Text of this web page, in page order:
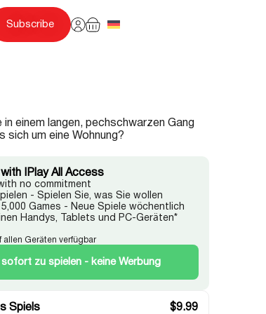
Subscribe
IPlay All Access
no commitment
- Spielen Sie, was Sie wollen
Games - Neue Spiele wöchentlich
Handys, Tablets und PC-Geräten*
allen Geräten verfügbar
sofort zu spielen - keine Werbung
Spiels $9.99
einem langen, pechschwarzen Gang
sich um eine Wohnung?